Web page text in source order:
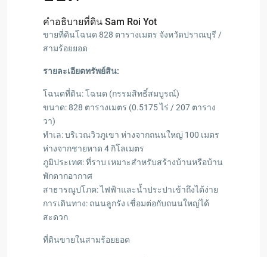
คำอธิบายที่ดิน Sam Roi Yot
ขายที่ดินโฉนด 828 ตารางเมตร จังหวัดปราณบุรี /
สามร้อยยอด
รายละเอียดทรัพย์สิน:
โฉนดที่ดิน: โฉนด (กรรมสิทธิ์สมบูรณ์)
ขนาด: 828 ตารางเมตร (0.5175 ไร่ / 207 ตาราง
วา)
ทำเล: บริเวณวิวภูเขา ห่างจากถนนใหญ่ 100 เมตร
ห่างจากชายหาด 4 กิโลเมตร
ภูมิประเทศ: ที่ราบ เหมาะสำหรับสร้างบ้านหรือบ้าน
พักตากอากาศ
สาธารณูปโภค: ไฟฟ้าและน้ำประปาเข้าถึงได้ง่าย
การเดินทาง: ถนนลูกรัง เชื่อมต่อกับถนนใหญ่ได้
สะดวก
ที่ดินขายในสามร้อยยอด